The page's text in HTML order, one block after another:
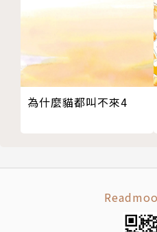
為什麼貓都叫不來4